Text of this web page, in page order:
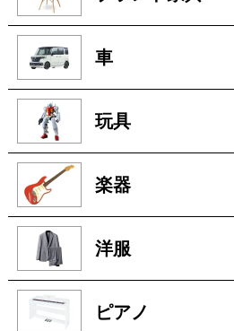
宝石
ブランド家具
車
玩具
楽器